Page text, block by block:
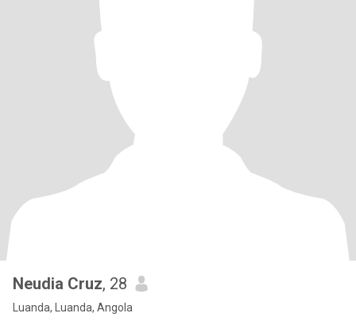
Neudia Cruz, 28
Luanda, Luanda, Angola